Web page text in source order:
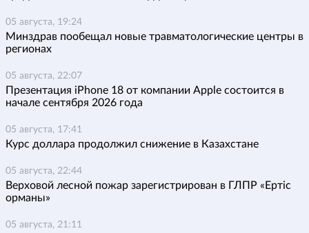
05 августа, 19:24
Минздрав пообещал новые травматологические центры в
регионах
05 августа, 22:07
Презентация iPhone 18 от компании Apple состоится в
начале сентября 2026 года
05 августа, 17:41
Курс доллара продолжил снижение в Казахстане
05 августа, 22:44
Верховой лесной пожар зарегистрирован в ГЛПР «Ертіс
орманы»
05 августа, 21:11